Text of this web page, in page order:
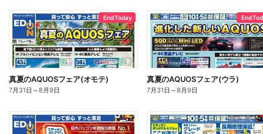
End Today
真夏のAQUOSフェア(オモテ)
7月31日 ～8月9日
End
真夏のAQUOSフェア(ウラ)
7月31日 ～8月9日